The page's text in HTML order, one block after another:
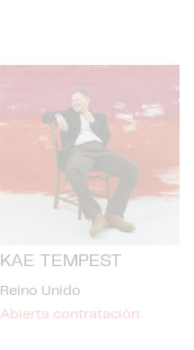
KAE TEMPEST
Reino Unido
Abierta contratación